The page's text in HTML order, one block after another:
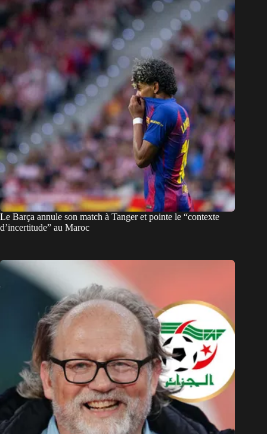
Le Barça annule son match à Tanger et pointe le “contexte
d’incertitude” au Maroc